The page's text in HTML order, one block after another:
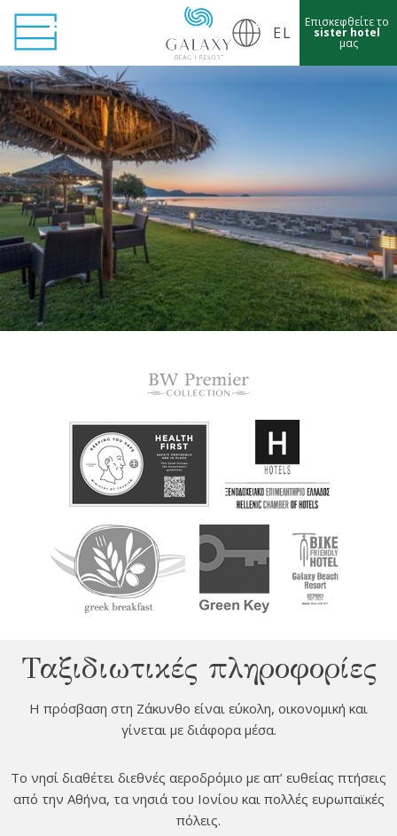
Ταξιδιωτικές πληροφορίες
Η πρόσβαση στη Ζάκυνθο είναι εύκολη, οικονομική και
γίνεται με διάφορα μέσα.
Το νησί διαθέτει διεθνές αεροδρόμιο με απ’ ευθείας πτήσεις
από την Αθήνα, τα νησιά του Ιονίου και πολλές ευρωπαϊκές
πόλεις.
Marketing Cookies
Επισκεφθείτε το
sister hotel
μας
EL